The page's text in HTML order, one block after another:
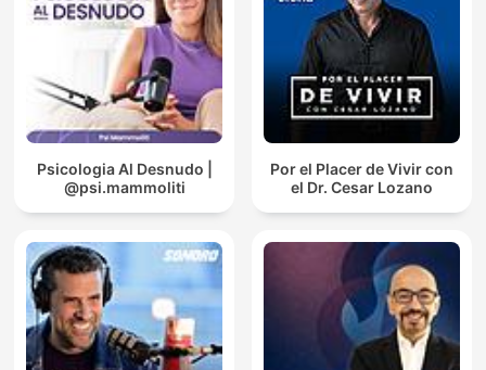
Psicologia Al Desnudo |
@psi.mammoliti
Por el Placer de Vivir con
el Dr. Cesar Lozano